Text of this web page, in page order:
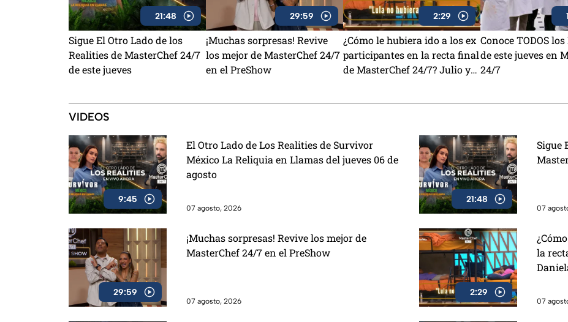
21:48
Sigue El Otro Lado de los
Realities de MasterChef 24/7
de este jueves
29:59
¡Muchas sorpresas! Revive
los mejor de MasterChef 24/7
en el PreShow
2:29
¿Cómo le hubiera ido a los ex
participantes en la recta final
de MasterChef 24/7? Julio y
Conoce TODOS
de este jueves en
24/7
VIDEOS
9:45
El Otro Lado de Los Realities de Survivor
México La Reliquia en Llamas del jueves 06 de
agosto
07 agosto, 2026
21:48
Sigue
07
29:59
¡Muchas sorpresas! Revive los mejor de
MasterChef 24/7 en el PreShow
07 agosto, 2026
2:29
la
07